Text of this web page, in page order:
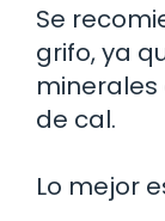
Se
grifo, ya
de cal.
Lo mejor